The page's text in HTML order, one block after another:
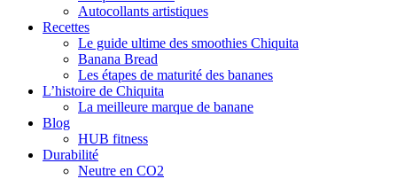
Autocollants artistiques
Recettes
Le guide ultime des smoothies Chiquita
Banana Bread
Les étapes de maturité des bananes
L’histoire de Chiquita
La meilleure marque de banane
Blog
HUB fitness
Durabilité
Neutre en CO2